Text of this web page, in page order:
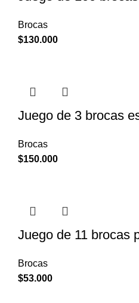
Brocas
$130.000
Juego de 3 brocas
Brocas
$150.000
Juego de 11 brocas
Brocas
$53.000